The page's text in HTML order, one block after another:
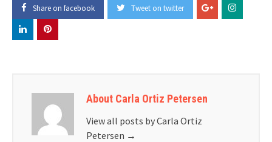
Share on facebook Tweet on twitter
About Carla Ortiz Petersen
View all posts by Carla Ortiz
Petersen →